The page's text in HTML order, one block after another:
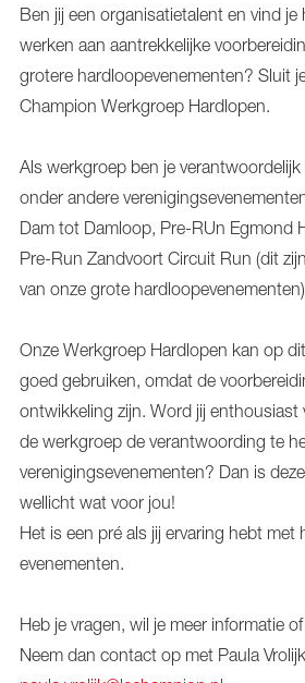
Ben jij een organisatietalent en vind je
werken aan aantrekkelijke
grotere hardloopevenementen? Sluit
Champion Werkgroep Hardlopen.
Als werkgroep ben je
onder andere
Dam tot Damloop, Pre-RUn Egmond
Pre-Run Zandvoort Circuit Run (dit
van onze grote hardloopevenementen).
Onze Werkgroep Hardlopen kan op
goed gebruiken, omdat de
ontwikkeling zijn. Word jij enthousiast
de werkgroep de verantwoording te
verenigingsevenementen? Dan is
wellicht wat voor jou!
Het is een pré als jij ervaring hebt met
evenementen.
Heb je vragen, wil je meer informatie
Neem dan contact op met Paula